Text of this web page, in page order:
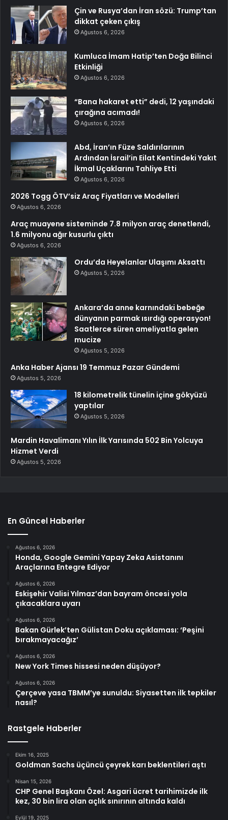
Çin ve Rusya’dan İran sözü: Trump’tan
dikkat çeken çıkış
Ağustos 6, 2026
Kumluca İmam Hatip’ten Doğa Bilinci
Etkinliği
Ağustos 6, 2026
“Bana hakaret etti” dedi, 12 yaşındaki
çırağına acımadı!
Ağustos 6, 2026
Abd, İran’ın Füze Saldırılarının
Ardından İsrail’in Eilat Kentindeki Yakıt
İkmal Uçaklarını Tahliye Etti
Ağustos 6, 2026
2026 Togg ÖTV’siz Araç Fiyatları ve Modelleri
Ağustos 6, 2026
Araç muayene sisteminde 7.8 milyon araç denetlendi,
1.6 milyonu ağır kusurlu çıktı
Ağustos 6, 2026
Ordu’da Heyelanlar Ulaşımı Aksattı
Ağustos 5, 2026
Ankara’da anne karnındaki bebeğe
dünyanın parmak ısırdığı operasyon!
Saatlerce süren ameliyatla gelen
mucize
Ağustos 5, 2026
Anka Haber Ajansı 19 Temmuz Pazar Gündemi
Ağustos 5, 2026
18 kilometrelik tünelin içine gökyüzü
yaptılar
Ağustos 5, 2026
Mardin Havalimanı Yılın İlk Yarısında 502 Bin Yolcuya
Hizmet Verdi
Ağustos 5, 2026
En Güncel Haberler
Ağustos 6, 2026
Honda, Google Gemini Yapay Zeka Asistanını
Araçlarına Entegre Ediyor
Ağustos 6, 2026
Eskişehir Valisi Yılmaz’dan bayram öncesi yola
çıkacaklara uyarı
Ağustos 6, 2026
Bakan Gürlek’ten Gülistan Doku açıklaması: ‘Peşini
bırakmayacağız’
Ağustos 6, 2026
New York Times hissesi neden düşüyor?
Ağustos 6, 2026
Çerçeve yasa TBMM’ye sunuldu: Siyasetten ilk tepkiler
nasıl?
Rastgele Haberler
Ekim 16, 2025
Goldman Sachs üçüncü çeyrek karı beklentileri aştı
Nisan 15, 2026
CHP Genel Başkanı Özel: Asgari ücret tarihimizde ilk
kez, 30 bin lira olan açlık sınırının altında kaldı
Eylül 19, 2025